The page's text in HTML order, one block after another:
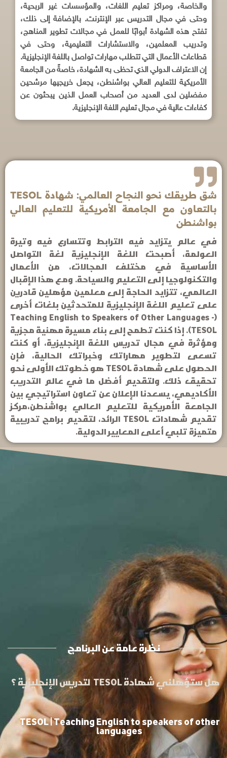
والخاصة، ومراكز تعليم اللغات، والمؤسسات غير الربحية،
وحتى في مجال التدريس عبر الإنترنت. بالإضافة إلى ذلك،
تفتح هذه الشهادة أبوابًا للعمل في مجالات تطوير المناهج،
وتدريب المعلمين، والاستشارات التعليمية، وحتى في
قطاعات الأعمال التي تتطلب مهارات تواصل باللغة الإنجليزية.
إن الاعتراف الدولي الذي تحظى به الشهادة، خاصةً من الجامعة
الأمريكية للتعليم العالي بواشنطن، يجعل خريجيها مرشحين
مفضلين لدى العديد من أصحاب العمل الذين يبحثون عن
كفاءات عالية في مجال تعليم اللغة الإنجليزية.
شق طريقك نحو النجاح العالمي: شهادة TESOL
بالتعاون مع الجامعة الأمريكية للتعليم العالي
بواشنطن
في عالم يتزايد فيه الترابط وتتسارع فيه وتيرة
العولمة، أصبحت اللغة الإنجليزية لغة التواصل
الأساسية في مختلف المجالات، من الأعمال
والتكنولوجيا إلى التعليم والسياحة. ومع هذا الإقبال
العالمي، تتزايد الحاجة إلى معلمين مؤهلين قادرين
على تعليم اللغة الإنجليزية للمتحدثين بلغات أخرى
(Teaching English to Speakers of Other Languages -
TESOL). إذا كنت تطمح إلى بناء مسيرة مهنية مجزية
ومؤثرة في مجال تدريس اللغة الإنجليزية، أو كنت
تسعى لتطوير مهاراتك وخبراتك الحالية، فإن
الحصول على شهادة TESOL هو خطوتك الأولى نحو
تحقيق ذلك. ولتقديم أفضل ما في عالم التدريب
الأكاديمي، يسعدنا الإعلان عن تعاون استراتيجي بين
الجامعة الأمريكية للتعليم العالي بواشنطن،مركز
تقديم شهادات TESOL الرائد، لتقديم برامج تدريبية
متميزة تلبي أعلى المعايير الدولية.
نظرة عامة عن البرنامج
هل ستؤهلني شهادة TESOL لتدريس الإنجليزية ؟
TESOL | Teaching English to speakers of other
languages